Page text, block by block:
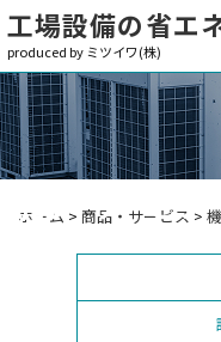
工場設備の省エ
produced by ミツイワ(株)
商品・サービス
ホーム > 商品・サービス >